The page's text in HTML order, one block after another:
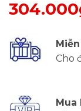
Cho
Mua